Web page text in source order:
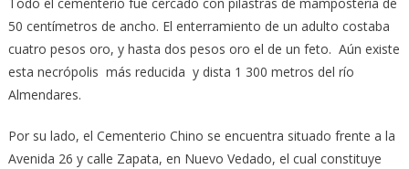
Todo el cementerio fue cercado con pilastras de mampostería de
50 centímetros de ancho. El enterramiento de un adulto costaba
cuatro pesos oro, y hasta dos pesos oro el de un feto. Aún existe
esta necrópolis más reducida y dista 1 300 metros del río
Almendares.
Por su lado, el Cementerio Chino se encuentra situado frente a la
Avenida 26 y calle Zapata, en Nuevo Vedado, el cual constituye